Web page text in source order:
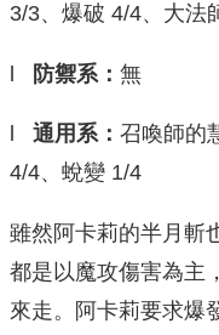
3/3、爆破 4/4、大法
l 防禦系： 無
通用系： 召喚師的
4/4、蛻變 1/4
雖然阿卡莉的半月斬
都是以魔攻傷害為主
來走。阿卡莉要求爆